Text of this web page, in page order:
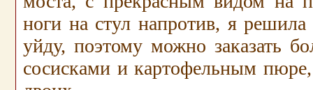
ноги на стул напротив, я
уйду, поэтому можно заказать
сосисками и картофельным